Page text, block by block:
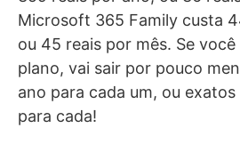
Microsoft 365 Family custa
ou 45 reais por mês. Se
plano, vai sair por pouco
ano para cada um, ou
para cada!